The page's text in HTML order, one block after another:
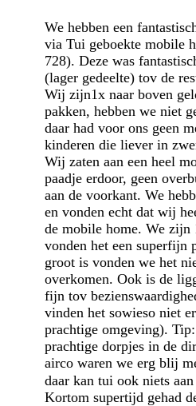
We hebben een
via Tui geboekte mobile
728). Deze was
(lager gedeelte) tov de
Wij zijn1x naar boven
pakken, hebben we niet
daar had voor ons geen
kinderen die liever in
Wij zaten aan een heel
paadje erdoor, geen
aan de voorkant. We
en vonden echt dat wij
de mobile home. We zijn
vonden het een superfijn
groot is vonden we het
overkomen. Ook is de
fijn tov
vinden het sowieso niet
prachtige omgeving).
prachtige dorpjes in de
airco waren we erg blij
daar kan tui ook niets
Kortom supertijd gehad